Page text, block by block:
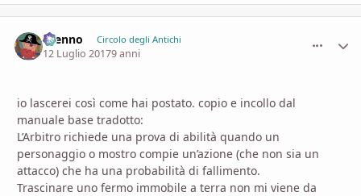
Brenno Circolo degli Antichi
12 Luglio 20179 anni
io lascerei così come hai postato. copio e incollo dal
manuale base tradotto:
L’Arbitro richiede una prova di abilità quando un
personaggio o mostro compie un’azione (che non sia un
attacco) che ha una probabilità di fallimento.
Trascinare uno fermo immobile a terra non mi viene da